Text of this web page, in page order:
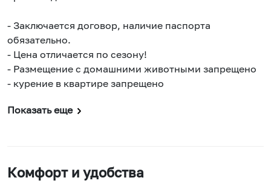
- Заключается договор, наличие паспорта
обязательно.
- Цена отличается по сезону!
- Размещение с домашними животными запрещено
- курение в квартире запрещено
Показать еще
Комфорт и удобства